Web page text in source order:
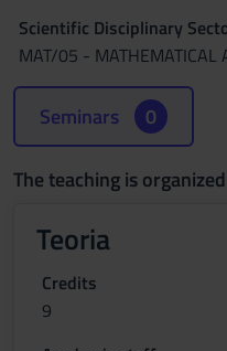
Scientific Disciplinary
MAT/05 - MATHEMATICAL
Seminars 0
The teaching is
Teoria
Credits
9